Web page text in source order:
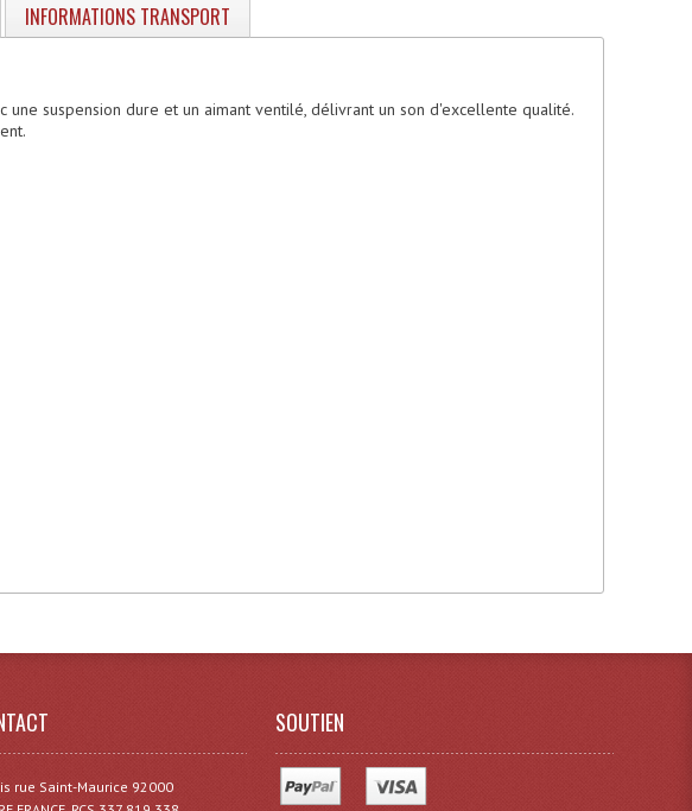
INFORMATIONS TRANSPORT
suspension dure et un aimant ventilé, délivrant un son d'excellente qualité.
rue Saint-Maurice 92000
SOUTIEN